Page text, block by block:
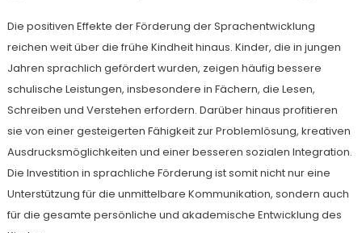
Die positiven Effekte der Förderung der Sprachentwicklung
reichen weit über die frühe Kindheit hinaus. Kinder, die in jungen
Jahren sprachlich gefördert wurden, zeigen häufig bessere
schulische Leistungen, insbesondere in Fächern, die Lesen,
Schreiben und Verstehen erfordern. Darüber hinaus profitieren
sie von einer gesteigerten Fähigkeit zur Problemlösung, kreativen
Ausdrucksmöglichkeiten und einer besseren sozialen Integration.
Die Investition in sprachliche Förderung ist somit nicht nur eine
Unterstützung für die unmittelbare Kommunikation, sondern auch
für die gesamte persönliche und akademische Entwicklung des